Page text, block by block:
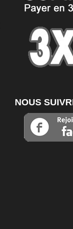
NOUS